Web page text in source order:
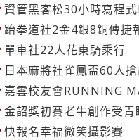
資管黑客松30小時寫程
跆拳道社2金4銀8銅傳捷
單車社22人花東騎乘行
日本麻將社雀鳳盃60人搶
嘉雲校友會RUNNING
金韶獎初賽老牛創作受青
快報名幸福微笑攝影賽